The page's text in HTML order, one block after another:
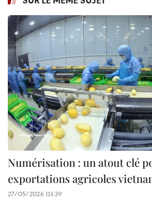
Numérisation : un atout clé
exportations agricoles
27/05/2026 03:39